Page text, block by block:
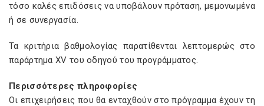
τόσο καλές επιδόσεις να υποβάλουν πρόταση, μεμονωμένα
ή σε συνεργασία.
Τα κριτήρια βαθμολογίας παρατίθενται λεπτομερώς στο
παράρτημα XV του οδηγού του προγράμματος.
Περισσότερες πληροφορίες
Οι επιχειρήσεις που θα ενταχθούν στο πρόγραμμα έχουν τη